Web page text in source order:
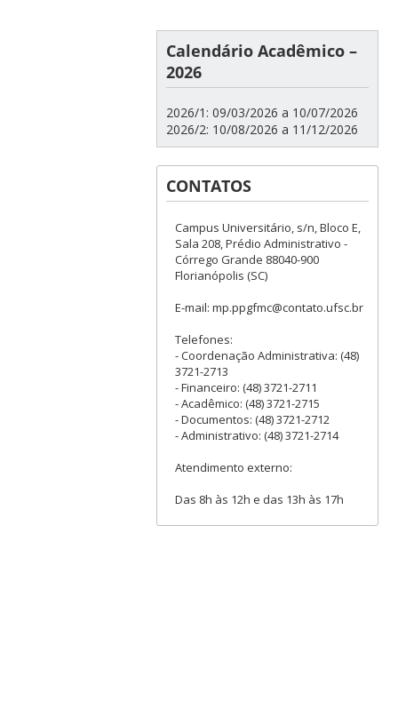
Calendário Acadêmico –
2026
2026/1: 09/03/2026 a 10/07/2026
2026/2: 10/08/2026 a 11/12/2026
CONTATOS
Campus Universitário, s/n, Bloco E,
Sala 208, Prédio Administrativo -
Córrego Grande 88040-900
Florianópolis (SC)
E-mail: mp.ppgfmc@contato.ufsc.br
Telefones:
- Coordenação Administrativa: (48)
3721-2713
- Financeiro: (48) 3721-2711
- Acadêmico: (48) 3721-2715
- Documentos: (48) 3721-2712
- Administrativo: (48) 3721-2714
Atendimento externo:
Das 8h às 12h e das 13h às 17h